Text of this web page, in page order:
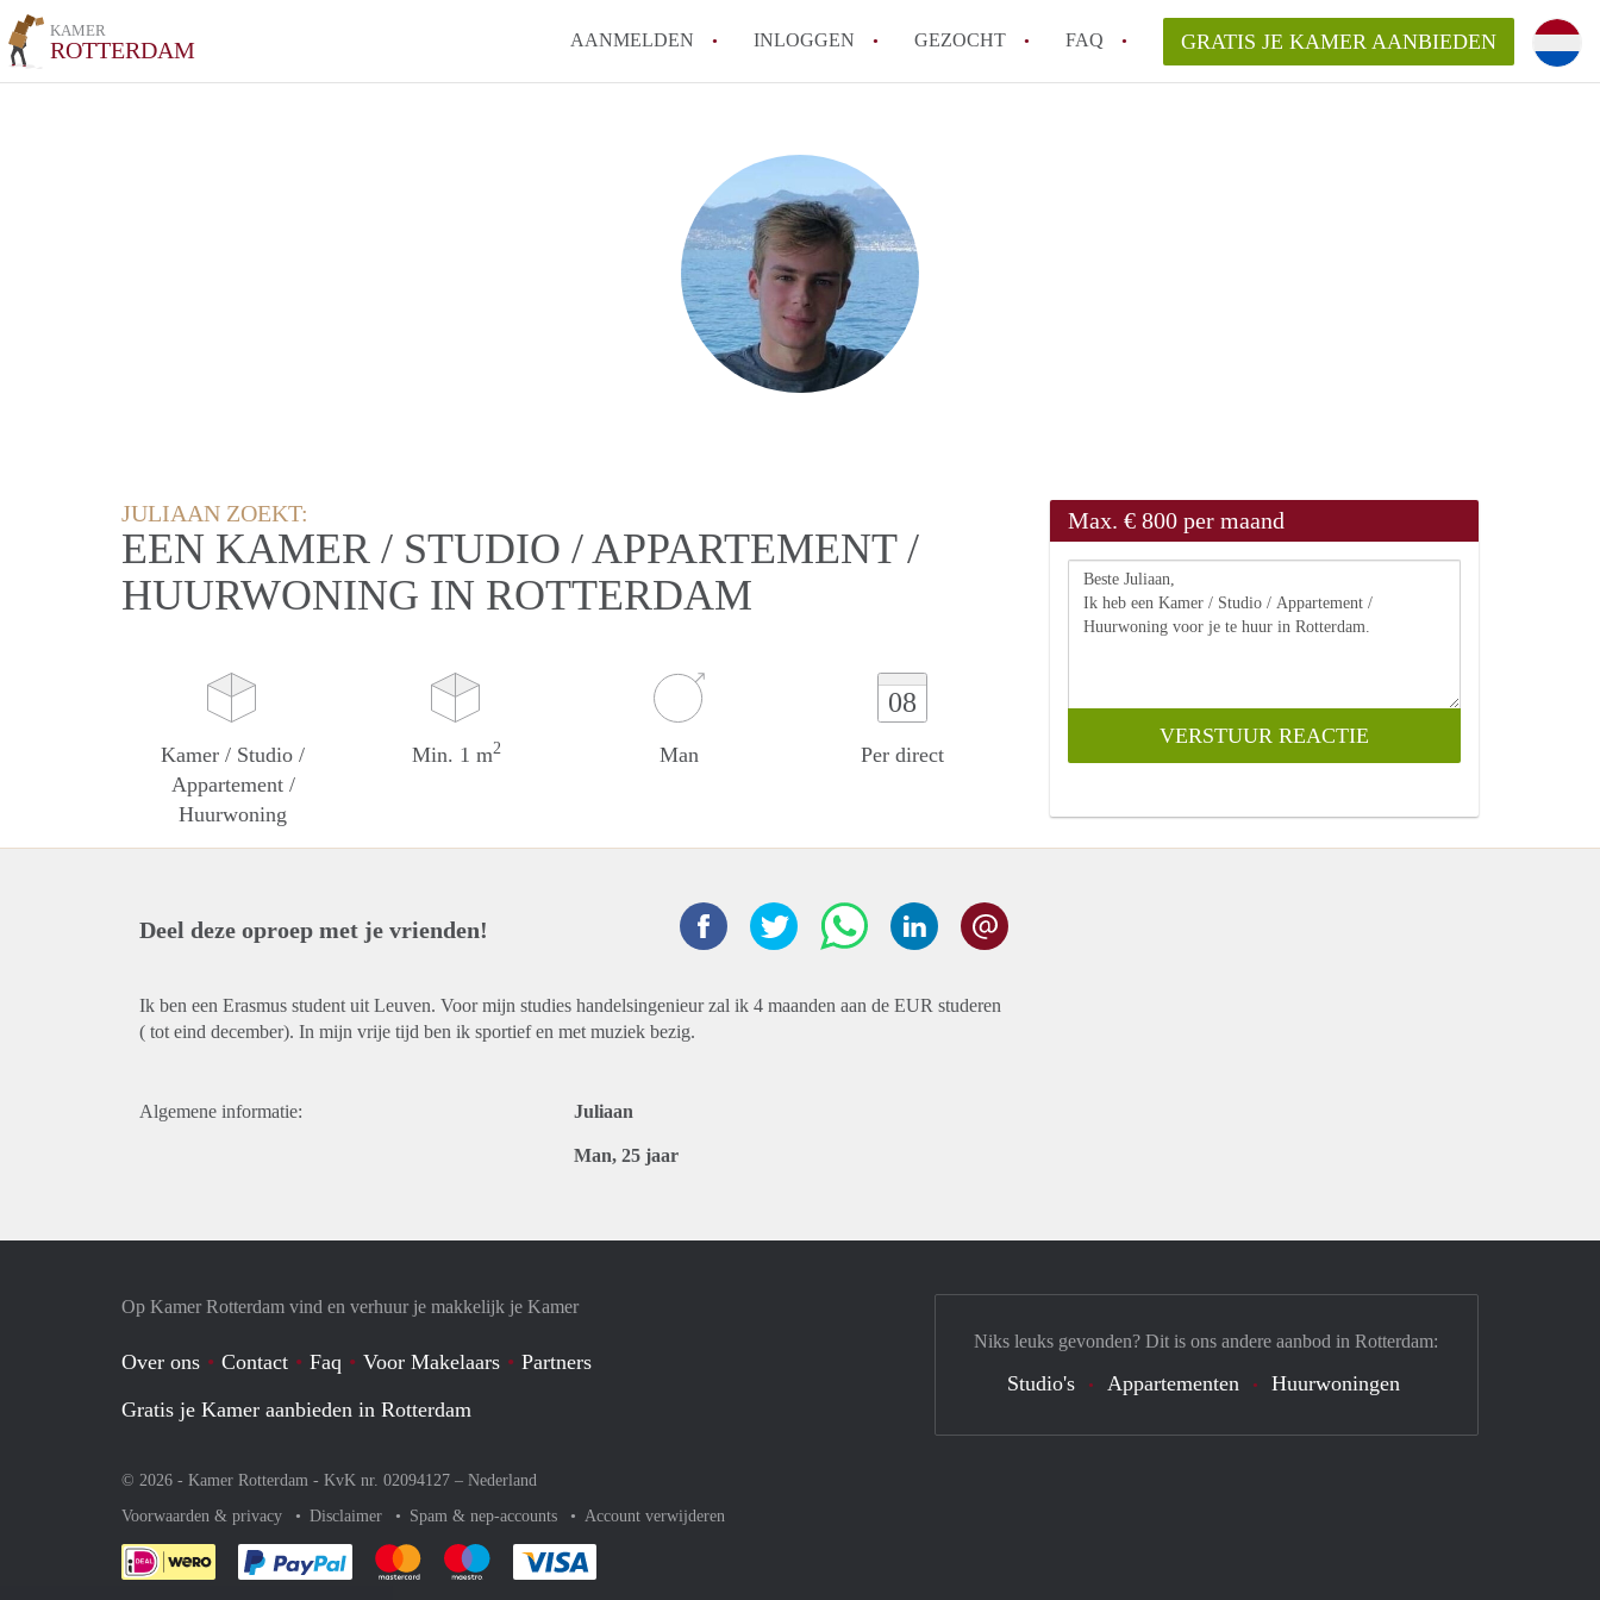
KAMER
ROTTERDAM AANMELDEN INLOGGEN GEZOCHT FAQ
Hoe groot is de kans dat ik snel een kamer vind?
Wat kost een studentenkamer gemiddeld in Rotterdam?
In welke wijken van Rotterdam kan ik het beste wonen als student?
Hoe vind ik een kamer in Rotterdam?
Alle veelgestelde vragen
GRATIS JE KAMER AANBIEDEN
JULIAAN ZOEKT:
EEN KAMER / STUDIO / APPARTEMENT /
HUURWONING IN ROTTERDAM
Kamer / Studio /
Appartement /
Huurwoning
Min. 1 m2 Man
08
Per direct
Max. € 800 per maand
Deel deze oproep met je vrienden!
Ik ben een Erasmus student uit Leuven. Voor mijn studies handelsingenieur zal ik 4 maanden aan de EUR studeren
( tot eind december). In mijn vrije tijd ben ik sportief en met muziek bezig.
Algemene informatie: Juliaan
Man, 25 jaar
Op Kamer Rotterdam vind en verhuur je makkelijk je Kamer
Over ons Contact Faq Voor Makelaars
Partners
Gratis je Kamer aanbieden in Rotterdam
© 2026 - Kamer Rotterdam - KvK nr. 02094127 – Nederland
Voorwaarden & privacy
Disclaimer Spam & nep-accounts Account verwijderen
Je rekent gemakkelijk af met Paypal
Je rekent gemakkelijk af met Mastercard
Je rekent gemakkelijk af met Meastro
Niks leuks gevonden? Dit is ons andere aanbod in Rotterdam:
Studio's Appartementen Huurwoningen